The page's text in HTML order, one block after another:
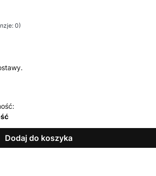
0)
Dodaj do koszyka